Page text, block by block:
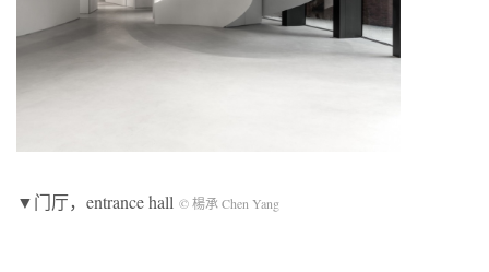
▼门厅，entrance hall © 楊承 Chen Yang